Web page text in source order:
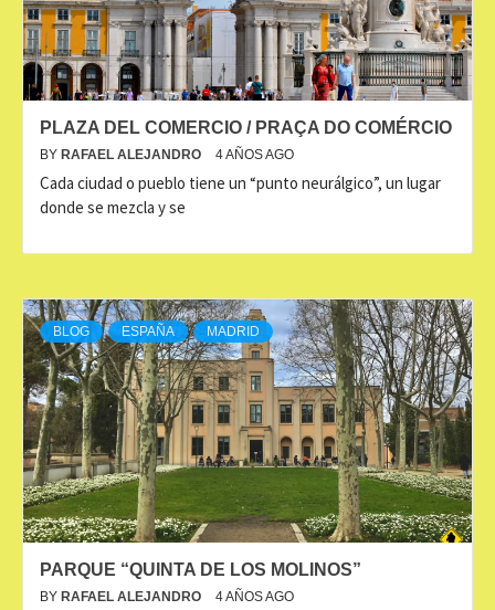
PLAZA DEL COMERCIO / PRAÇA DO COMÉRCIO
BY RAFAEL ALEJANDRO 4 AÑOS AGO
Cada ciudad o pueblo tiene un “punto neurálgico”, un lugar
donde se mezcla y se
BLOG ESPAÑA MADRID
PARQUE “QUINTA DE LOS MOLINOS”
BY RAFAEL ALEJANDRO 4 AÑOS AGO